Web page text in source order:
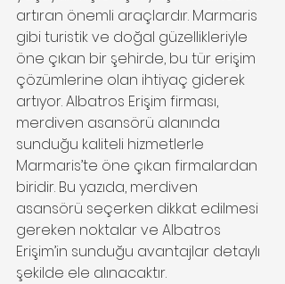
artıran önemli araçlardır. Marmaris
gibi turistik ve doğal güzellikleriyle
öne çıkan bir şehirde, bu tür erişim
çözümlerine olan ihtiyaç giderek
artıyor. Albatros Erişim firması,
merdiven asansörü alanında
sunduğu kaliteli hizmetlerle
Marmaris’te öne çıkan firmalardan
biridir. Bu yazıda, merdiven
asansörü seçerken dikkat edilmesi
gereken noktalar ve Albatros
Erişim’in sunduğu avantajlar detaylı
şekilde ele alınacaktır.